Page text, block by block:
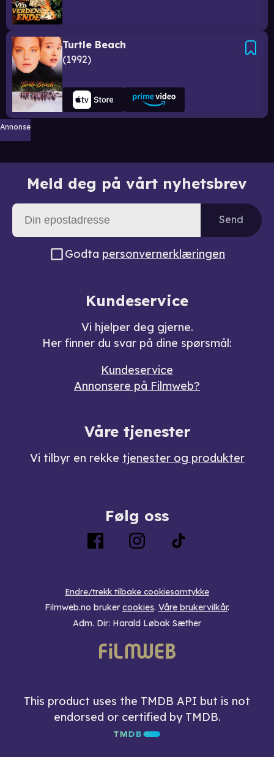
Turtle Beach
1992
Annonse
Meld deg på vårt nyhetsbrev
Send
Godta personvernerklæringen
Kundeservice
Vi hjelper deg gjerne.
Her finner du svar på dine spørsmål:
Kundeservice
Annonsere på Filmweb?
Våre tjenester
Vi tilbyr en rekke tjenester og produkter
Følg oss
Endre/trekk tilbake cookiesamtykke
Filmweb.no bruker cookies. Våre brukervilkår.
Adm. Dir: Harald Løbak Sæther
This product uses the TMDB API but is not
endorsed or certified by TMDB.